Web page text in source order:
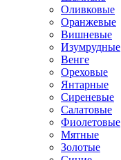
Оливковые
Оранжевые
Вишневые
Изумрудные
Венге
Ореховые
Янтарные
Сиреневые
Салатовые
Фиолетовые
Мятные
Золотые